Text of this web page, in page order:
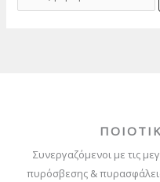
Συνεργαζόμενοι με τις
πυρόσβεσης &